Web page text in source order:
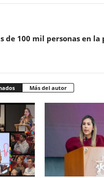
de 100 mil personas en la
Más del autor